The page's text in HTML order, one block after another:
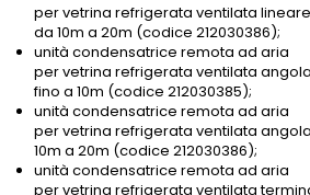
per vetrina refrigerata ventilata
da 10m a 20m (codice 212030386);
unità condensatrice remota ad aria
per vetrina refrigerata ventilata
fino a 10m (codice 212030385);
unità condensatrice remota ad aria
per vetrina refrigerata ventilata
10m a 20m (codice 212030386);
unità condensatrice remota ad aria
per vetrina refrigerata ventilata